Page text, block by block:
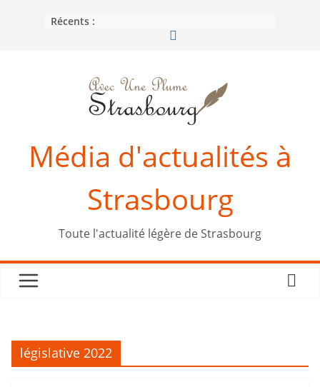
Récents :
Média d'actualités à
Strasbourg
Toute l'actualité légère de Strasbourg
législative 2022